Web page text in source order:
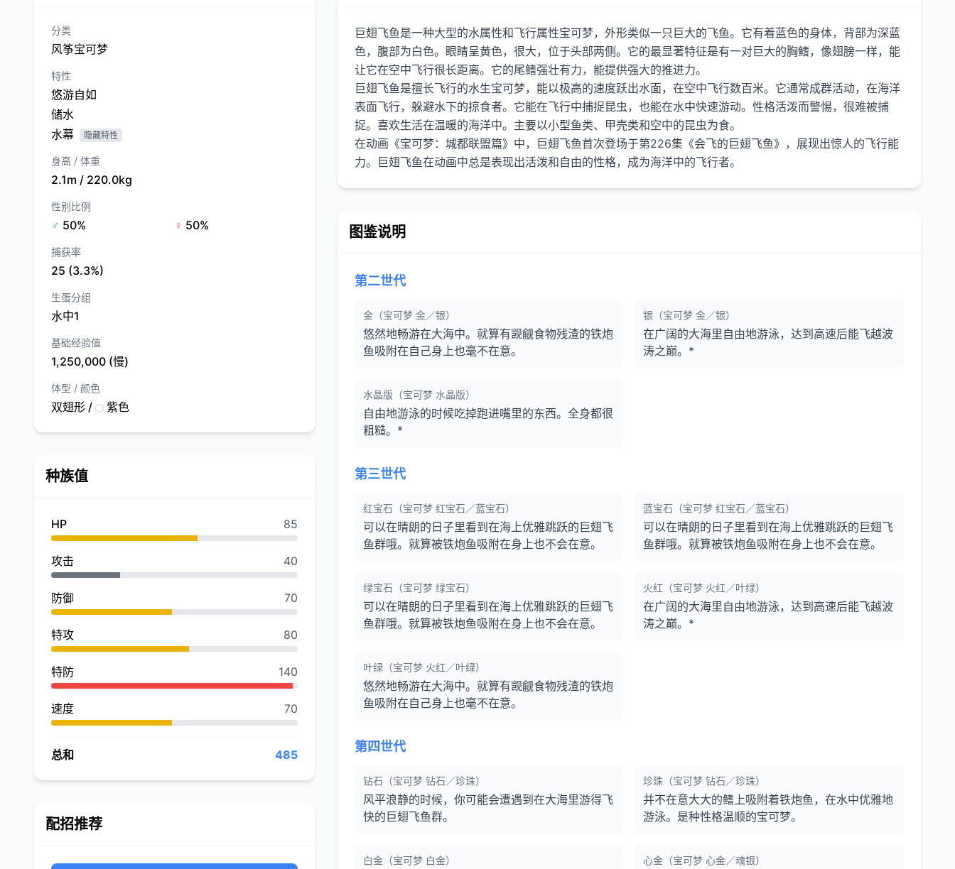
分类
风筝宝可梦
特性
悠游自如
储水
水幕
隐藏特性
身高 / 体重
2.1m / 220.0kg
性别比例
♂ 50% ♀ 50%
捕获率
25 (3.3%)
生蛋分组
水中1
基础经验值
1,250,000 (慢)
体型 / 颜色
双翅形 / 紫色
种族值
HP 85
攻击 40
防御 70
特攻 80
特防 140
速度 70
总和 485
配招推荐
巨翅飞鱼是一种大型的水属性和飞行属性宝可梦，外形类似一只巨大的飞鱼。它有着蓝色的身体，背部为深蓝
色，腹部为白色。眼睛呈黄色，很大，位于头部两侧。它的最显著特征是有一对巨大的胸鳍，像翅膀一样，能
让它在空中飞行很长距离。它的尾鳍强壮有力，能提供强大的推进力。
巨翅飞鱼是擅长飞行的水生宝可梦，能以极高的速度跃出水面，在空中飞行数百米。它通常成群活动，在海洋
表面飞行，躲避水下的掠食者。它能在飞行中捕捉昆虫，也能在水中快速游动。性格活泼而警惕，很难被捕
捉。喜欢生活在温暖的海洋中。主要以小型鱼类、甲壳类和空中的昆虫为食。
在动画《宝可梦：城都联盟篇》中，巨翅飞鱼首次登场于第226集《会飞的巨翅飞鱼》，展现出惊人的飞行能
图鉴说明
第二世代
金（宝可梦 金／银）
悠然地畅游在大海中。就算有觊觎食物残渣的铁炮
鱼吸附在自己身上也毫不在意。
银（宝可梦 金／银）
在广阔的大海里自由地游泳，达到高速后能飞越波
涛之巅。*
水晶版（宝可梦 水晶版）
自由地游泳的时候吃掉跑进嘴里的东西。全身都很
粗糙。*
第三世代
红宝石（宝可梦 红宝石／蓝宝石）
可以在晴朗的日子里看到在海上优雅跳跃的巨翅飞
鱼群哦。就算被铁炮鱼吸附在身上也不会在意。
蓝宝石（宝可梦 红宝石／蓝宝石）
可以在晴朗的日子里看到在海上优雅跳跃的巨翅飞
鱼群哦。就算被铁炮鱼吸附在身上也不会在意。
绿宝石（宝可梦 绿宝石）
可以在晴朗的日子里看到在海上优雅跳跃的巨翅飞
鱼群哦。就算被铁炮鱼吸附在身上也不会在意。
火红（宝可梦 火红／叶绿）
在广阔的大海里自由地游泳，达到高速后能飞越波
涛之巅。*
叶绿（宝可梦 火红／叶绿）
悠然地畅游在大海中。就算有觊觎食物残渣的铁炮
鱼吸附在自己身上也毫不在意。
第四世代
钻石（宝可梦 钻石／珍珠）
风平浪静的时候，你可能会遭遇到在大海里游得飞
快的巨翅飞鱼群。
珍珠（宝可梦 钻石／珍珠）
并不在意大大的鳍上吸附着铁炮鱼，在水中优雅地
游泳。是种性格温顺的宝可梦。
白金（宝可梦 白金） 心金（宝可梦 心金／魂银）